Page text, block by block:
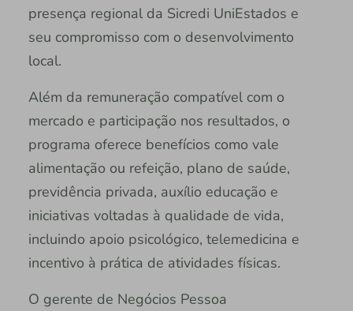
presença regional da Sicredi UniEstados e
seu compromisso com o desenvolvimento
local.
Além da remuneração compatível com o
mercado e participação nos resultados, o
programa oferece benefícios como vale
alimentação ou refeição, plano de saúde,
previdência privada, auxílio educação e
iniciativas voltadas à qualidade de vida,
incluindo apoio psicológico, telemedicina e
incentivo à prática de atividades físicas.
O gerente de Negócios Pessoa